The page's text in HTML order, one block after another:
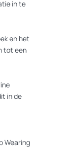
in te
en het
tot een
in de
Wearing